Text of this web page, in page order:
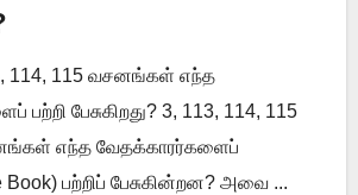
114, 115 வசனங்கள் எந்த
பற்றி பேசுகிறது? 3, 113, 114, 115
எந்த வேதக்காரர்களைப்
Book) பற்றிப் பேசுகின்றன? அவை ...